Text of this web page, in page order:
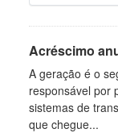
Acréscimo
A geração é o
responsável por
sistemas de
que chegue...